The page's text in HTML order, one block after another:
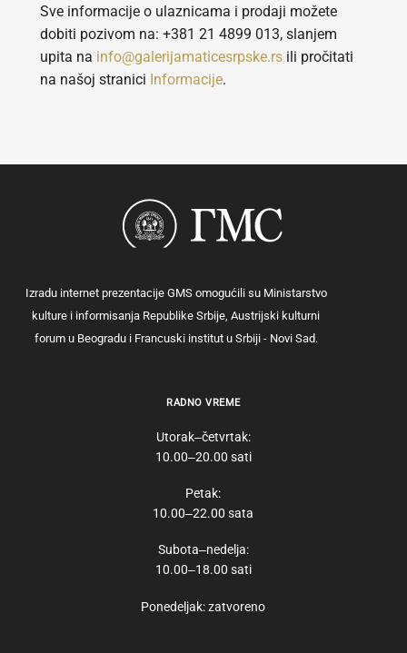
Sve informacije o ulaznicama i prodaji možete
dobiti pozivom na: +381 21 4899 013, slanjem
upita na info@galerijamaticesrpske.rsili pročitati
na našoj stranici Informacije.
Izradu internet prezentacije GMS omogućili su Ministarstvo
kulture i informisanja Republike Srbije, Austrijski kulturni
forum u Beogradu i Francuski institut u Srbiji - Novi Sad.
RADNO VREME
Utorak‒četvrtak:
10.00‒20.00 sati
Petak:
10.00‒22.00 sata
Subota‒nedelja:
10.00‒18.00 sati
Ponedeljak: zatvoreno